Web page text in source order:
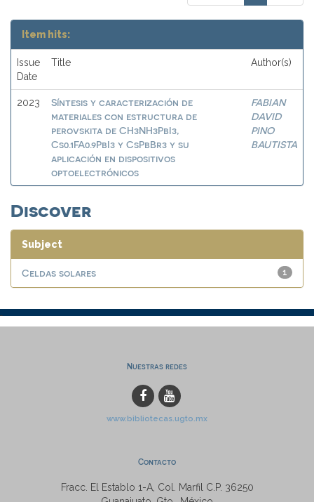
Item hits:
Issue
Date
Title Author(s)
2023
Síntesis y caracterización de
materiales con estructura de
perovskita de CH3NH3PbI3,
Cs0.1FA0.9PbI3 y CsPbBr3 y su
aplicación en dispositivos
optoelectrónicos
FABIAN
DAVID
PINO
BAUTISTA
Discover
Subject
1
Celdas solares
Nuestras redes
www.bibliotecas.ugto.mx
Contacto
Fracc. El Establo 1-A, Col. Marfil C.P. 36250